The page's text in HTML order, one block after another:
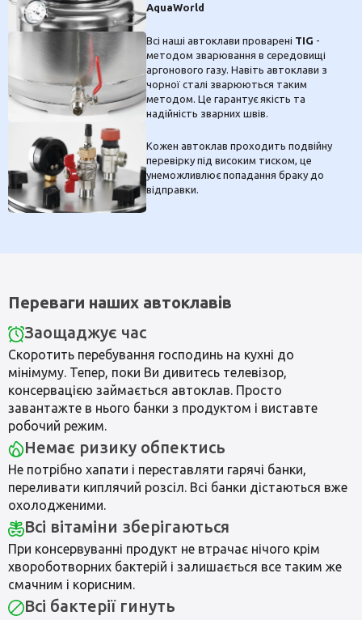
AquaWorld
Всі наші автоклави проварені TIG -
методом зварювання в середовищі
аргонового газу. Навіть автоклави з
чорної сталі зварюються таким
методом. Це гарантує якість та
надійність зварних швів.
Кожен автоклав проходить подвійну
перевірку під високим тиском, це
унеможливлює попадання браку до
відправки.
Переваги наших автоклавів
Заощаджує час
Скоротить перебування господинь на кухні до
мінімуму. Тепер, поки Ви дивитесь телевізор,
консервацією займається автоклав. Просто
завантажте в нього банки з продуктом і виставте
робочий режим.
Немає ризику обпектись
Не потрібно хапати і переставляти гарячі банки,
переливати киплячий розсіл. Всі банки дістаються вже
охолодженими.
Всі вітаміни зберігаються
При консервуванні продукт не втрачає нічого крім
хвороботворних бактерій і залишається все таким же
смачним і корисним.
Всі бактерії гинуть